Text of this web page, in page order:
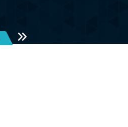
Sonraki Sayfa